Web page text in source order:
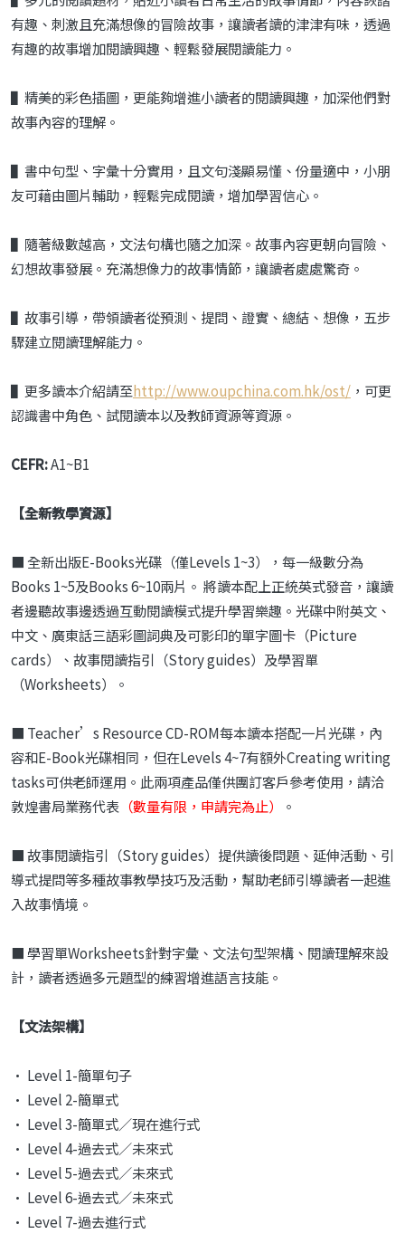
有趣、刺激且充滿想像的冒險故事，讓讀者讀的津津有味，透過
有趣的故事增加閱讀興趣、輕鬆發展閱讀能力。
▌精美的彩色插圖，更能夠增進小讀者的閱讀興趣，加深他們對
故事內容的理解。
▌書中句型、字彙十分實用，且文句淺顯易懂、份量適中，小朋
友可藉由圖片輔助，輕鬆完成閱讀，增加學習信心。
▌隨著級數越高，文法句構也隨之加深。故事內容更朝向冒險、
幻想故事發展。充滿想像力的故事情節，讓讀者處處驚奇。
▌故事引導，帶領讀者從預測、提問、證實、總結、想像，五步
驟建立閱讀理解能力。
▌更多讀本介紹請至http://www.oupchina.com.hk/ost/ ，可更
認識書中角色、試閱讀本以及教師資源等資源。
CEFR:A1~B1
【全新教學資源】
■ 全新出版E-Books光碟（僅Levels 1~3），每一級數分為
Books 1~5及Books 6~10兩片。 將讀本配上正統英式發音，讓讀
者邊聽故事邊透過互動閱讀模式提升學習樂趣。光碟中附英文、
中文、廣東話三語彩圖詞典及可影印的單字圖卡（Picture
cards）、故事閱讀指引（Story guides）及學習單
（Worksheets）。
■ Teacher’s Resource CD-ROM每本讀本搭配一片光碟，內
容和E-Book光碟相同，但在Levels 4~7有額外Creating writing
tasks可供老師運用。此兩項產品僅供團訂客戶參考使用，請洽
敦煌書局業務代表 （數量有限，申請完為止） 。
■ 故事閱讀指引（Story guides）提供讀後問題、延伸活動、引
導式提問等多種故事教學技巧及活動，幫助老師引導讀者一起進
入故事情境。
■ 學習單Worksheets針對字彙、文法句型架構、閱讀理解來設
計，讀者透過多元題型的練習增進語言技能。
【文法架構】
• Level 1-簡單句子
• Level 2-簡單式
• Level 3-簡單式∕現在進行式
• Level 4-過去式∕未來式
• Level 5-過去式∕未來式
• Level 6-過去式∕未來式
• Level 7-過去進行式